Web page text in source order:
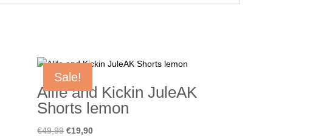
Sale!
Alife and Kickin JuleAK
Shorts lemon
€49,99 Ursprünglicher
€19,90Aktueller